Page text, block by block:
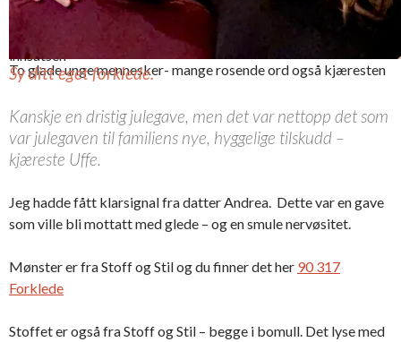
han også grunn til å være.
Er imponert over
innsatsen
To glade unge mennesker- mange rosende ord også kjæresten
Sy ditt eget forklede.
Kanskje en dristig julegave, men det var nettopp det som
var julegaven til familiens nye, hyggelige tilskudd –
kjæreste Uffe.
Jeg hadde fått klarsignal fra datter Andrea. Dette var en gave
som ville bli mottatt med glede – og en smule nervøsitet.
Mønster er fra Stoff og Stil og du finner det her 90 317
Forklede
Stoffet er også fra Stoff og Stil – begge i bomull. Det lyse med